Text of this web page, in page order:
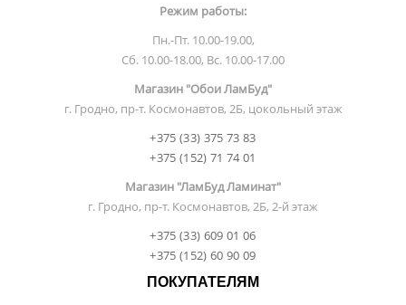
Режим работы:
Пн.-Пт. 10.00-19.00,
Сб. 10.00-18.00, Вс. 10.00-17.00
Магазин "Обои ЛамБуд"
г. Гродно, пр-т. Космонавтов, 2Б, цокольный этаж
+375 (33) 375 73 83
+375 (152) 71 74 01
Магазин "ЛамБуд Ламинат"
г. Гродно, пр-т. Космонавтов, 2Б, 2-й этаж
+375 (33) 609 01 06
+375 (152) 60 90 09
ПОКУПАТЕЛЯМ